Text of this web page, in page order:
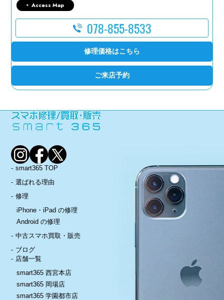
Access Map
078-855-8533
修理価格はこちら
ご来店予約
smart365 TOP
選ばれる理由
修理
iPhone・iPad の修理
Android の修理
中古スマホ買取・販売
ブログ
店舗一覧
smart365 西宮本店
smart365 岡場店
smart365 学園都市店